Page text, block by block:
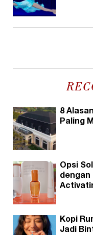
8
Paling
Opsi
dengan
Kopi
Jadi